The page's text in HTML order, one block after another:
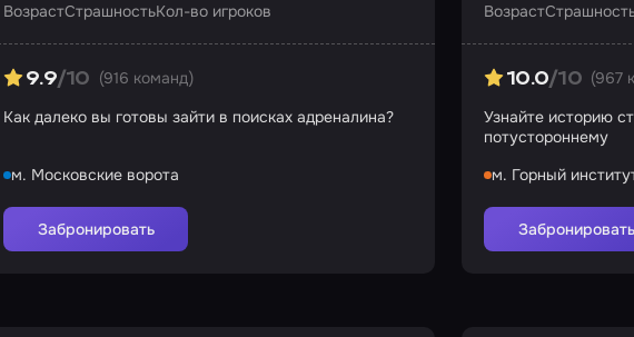
ВозрастСтрашностьКол-во игроков
9.9/10 (916 команд)
Как далеко вы готовы зайти в поисках адреналина?
м. Московские ворота
Забронировать
Возраст
10.0/10 (967
Узнайте историю
потустороннему
м. Горный
Забронировать